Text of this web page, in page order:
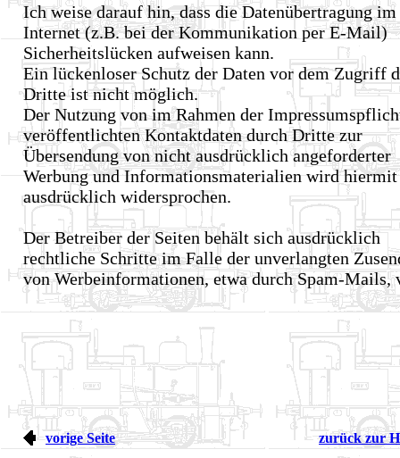
Ich weise darauf hin, dass die Datenübertragung im
Internet (z.B. bei der Kommunikation per E-Mail)
Sicherheitslücken aufweisen kann.
Ein lückenloser Schutz der Daten vor dem Zugriff
Dritte ist nicht möglich.
Der Nutzung von im Rahmen der
veröffentlichten Kontaktdaten durch Dritte zur
Übersendung von nicht ausdrücklich angeforderter
Werbung und Informationsmaterialien wird hiermit
ausdrücklich widersprochen.
Der Betreiber der Seiten behält sich ausdrücklich
rechtliche Schritte im Falle der unverlangten
von Werbeinformationen, etwa durch Spam-Mails,
vorige Seite zurück zur